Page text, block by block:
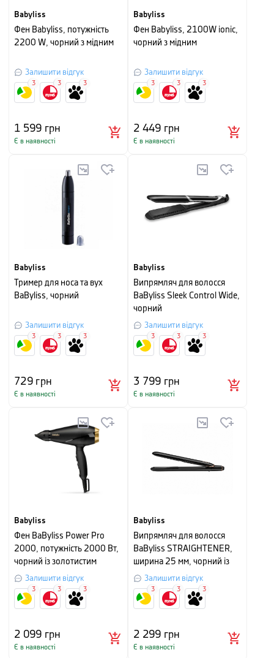
Babyliss
Фен Babyliss, потужність
2200 W, чорний з мідним
Залишити відгук
1 599 грн
Є в наявності
3 3 3
Babyliss
Фен Babyliss, 2100W ionic,
чорний з мідним
Залишити відгук
2 449 грн
Є в наявності
3 3 3
Babyliss
Тример для носа та вух
BaByliss, чорний
Залишити відгук
729грн
Є в наявності
3 3 3
Babyliss
Випрямляч для волосся
BaByliss Sleek Control Wide,
чорний
Залишити відгук
3 799 грн
Є в наявності
3 3 3
Babyliss
Фен BaByliss Power Pro
2000, потужність 2000 Вт,
чорний із золотистим
Залишити відгук
2 099 грн
Є в наявності
3 3 3
Babyliss
Випрямляч для волосся
BaByliss STRAIGHTENER,
ширина 25 мм, чорний із
золотистим
Залишити відгук
2 299 грн
Є в наявності
3 3 3